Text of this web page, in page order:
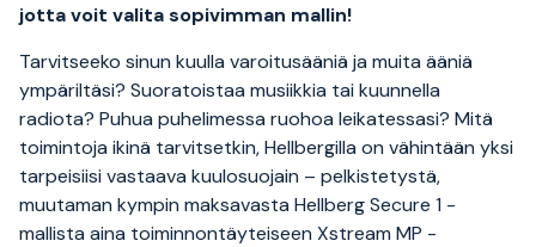
jotta voit valita sopivimman mallin!
Tarvitseeko sinun kuulla varoitusääniä ja muita ääniä
ympäriltäsi? Suoratoistaa musiikkia tai kuunnella
radiota? Puhua puhelimessa ruohoa leikatessasi? Mitä
toimintoja ikinä tarvitsetkin, Hellbergilla on vähintään yksi
tarpeisiisi vastaava kuulosuojain – pelkistetystä,
muutaman kympin maksavasta Hellberg Secure 1 -
mallista aina toiminnontäyteiseen Xstream MP -